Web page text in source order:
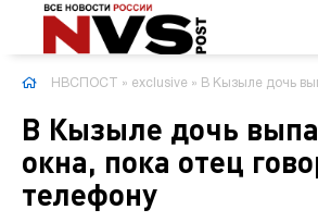
НВСПОСТ » exclusive » В Кызыле дочь выпала из
В Кызыле дочь
окна, пока отец
телефону